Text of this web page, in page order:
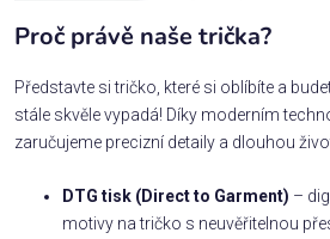
Proč právě naše trička?
Představte si tričko, které si oblíbíte a
stále skvěle vypadá! Díky moderním
zaručujeme precizní detaily a dlouhou
DTG tisk (Direct to Garment) –
motivy na tričko s neuvěřitelnou